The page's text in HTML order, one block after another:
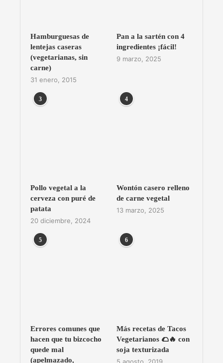
Hamburguesas de
lentejas caseras
(vegetarianas, sin
carne)
31 enero, 2015
Pan a la sartén con 4
ingredientes ¡fácil!
9 marzo, 2025
3
Pollo vegetal a la
cerveza con puré de
patata
20 diciembre, 2024
4
Wontón casero relleno
de carne vegetal
13 marzo, 2025
5
Errores comunes que
hacen que tu bizcocho
quede mal
(apelmazado,
6
Más recetas de Tacos
Vegetarianos 🌮🔥 con
soja texturizada